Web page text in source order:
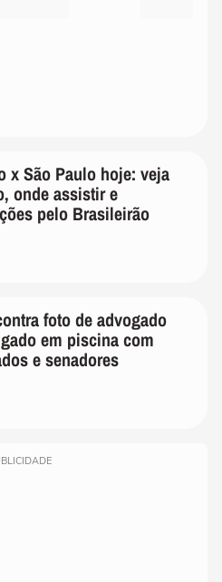
x São Paulo hoje: veja
onde assistir e
pelo Brasileirão
foto de advogado
em piscina com
e senadores